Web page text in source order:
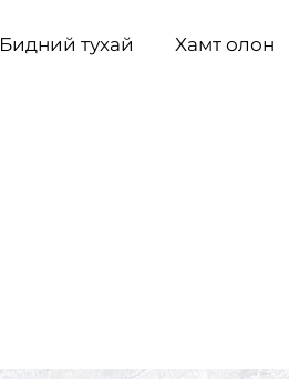
Бидний тухай Хамт олон